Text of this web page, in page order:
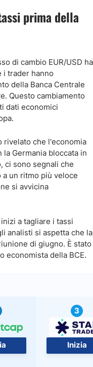
prima della
di cambio EUR/USD ha
i trader hanno
della Banca Centrale
Questo cambiamento
dati economici
rivelato che l'economia
Germania bloccata in
ci sono segnali che
un ritmo più veloce
si avvicina
a tagliare i tassi
analisti si aspetta che la
di giugno. È stato
economista della BCE.
3
Inizia